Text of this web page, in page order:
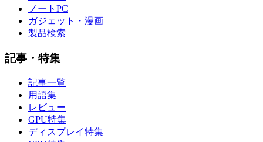
ノートPC
ガジェット・漫画
製品検索
記事・特集
記事一覧
用語集
レビュー
GPU特集
ディスプレイ特集